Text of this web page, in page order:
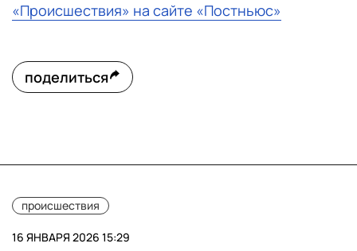
«Происшествия» на сайте «Постньюс»
поделиться
происшествия
16 ЯНВАРЯ 2026 15:29